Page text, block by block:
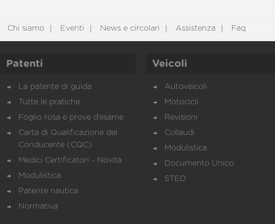
Chi siamo Eventi News e circolari Assistenza Faq
Patenti
La patente di guida
Tutte le pratiche
Foglio rosa e prove d’esame
Carta di Qualificazione del
Conducente (CQC)
Medici Certificatori - Novità
Modulistica
Patente nautica
Normativa
Veicoli
Autoveicoli
Motocicli
Revisioni
Collaudi
Modulistica
Documento Unico
STED